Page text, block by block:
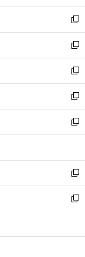
開
く
ウ
で
開
く
ン
ド
ウ
で
開
く
ウ
ィ
ン
ド
ウ
で
開
く
新
し
い
ウ
ィ
ン
ド
ウ
で
開
新
し
い
ウ
ィ
ン
ド
ウ
開
く
新
し
い
ウ
ィ
ン
ウ
で
開
く
新
し
い
ウ
ン
ド
ウ
で
新
し
ウ
ィ
ン
ド
開
新
し
い
ン
新
ウ